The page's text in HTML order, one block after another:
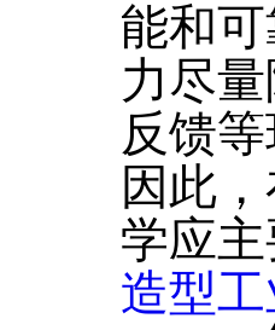
能和
力尽
反馈
因此
学应
造型